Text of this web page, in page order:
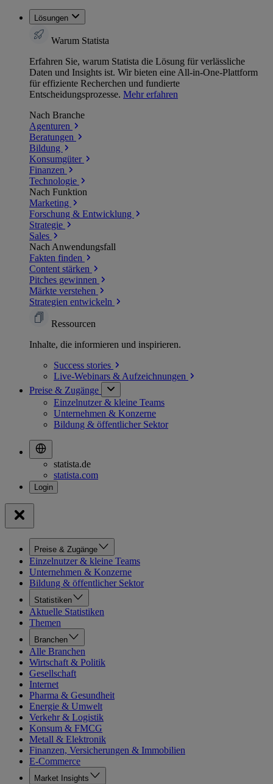
Lösungen
Warum Statista
Erfahren Sie, warum Statista die Lösung für verlässliche
Daten und Insights ist. Wir bieten eine All-in-One-Plattform
für effiziente Recherchen und fundierte
Entscheidungsprozesse. Mehr erfahren
Nach Branche
Agenturen
Beratungen
Bildung
Konsumgüter
Finanzen
Technologie
Nach Funktion
Marketing
Forschung & Entwicklung
Strategie
Sales
Nach Anwendungsfall
Fakten finden
Content stärken
Pitches gewinnen
Märkte verstehen
Strategien entwickeln
Ressourcen
Inhalte, die informieren und inspirieren.
Success stories
Live-Webinars & Aufzeichnungen
Preise & Zugänge
Einzelnutzer & kleine Teams
Unternehmen & Konzerne
Bildung & öffentlicher Sektor
statista.de
statista.com
Preise & Zugänge
Einzelnutzer & kleine Teams
Unternehmen & Konzerne
Bildung & öffentlicher Sektor
Statistiken
Aktuelle Statistiken
Themen
Branchen
Alle Branchen
Wirtschaft & Politik
Gesellschaft
Internet
Pharma & Gesundheit
Energie & Umwelt
Verkehr & Logistik
Konsum & FMCG
Metall & Elektronik
Finanzen, Versicherungen & Immobilien
E-Commerce
Market Insights